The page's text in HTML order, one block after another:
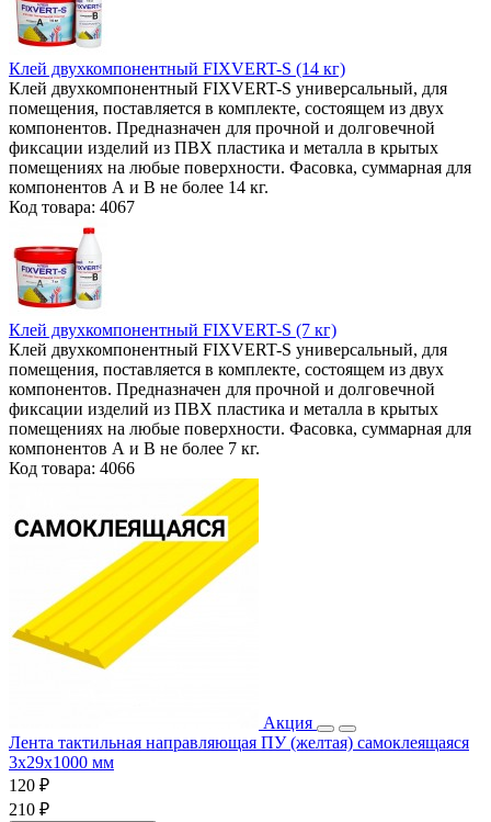
Клей двухкомпонентный FIXVERT-S (14 кг)
Клей двухкомпонентный FIXVERT-S универсальный, для
помещения, поставляется в комплекте, состоящем из двух
компонентов. Предназначен для прочной и долговечной
фиксации изделий из ПВХ пластика и металла в крытых
помещениях на любые поверхности. Фасовка, суммарная для
компонентов А и В не более 14 кг.
Код товара: 4067
Клей двухкомпонентный FIXVERT-S (7 кг)
Клей двухкомпонентный FIXVERT-S универсальный, для
помещения, поставляется в комплекте, состоящем из двух
компонентов. Предназначен для прочной и долговечной
фиксации изделий из ПВХ пластика и металла в крытых
помещениях на любые поверхности. Фасовка, суммарная для
компонентов А и В не более 7 кг.
Код товара: 4066
Акция
Лента тактильная направляющая ПУ (желтая) самоклеящаяся
3х29х1000 мм
120 ₽
210 ₽